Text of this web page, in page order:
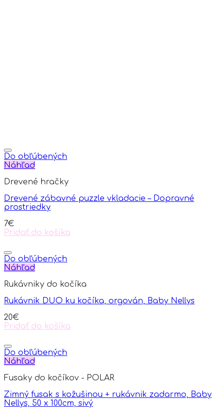
Do obľúbených
Náhľad
Drevené hračky
Drevené zábavné puzzle vkladacie – Dopravné
prostriedky
7€
Pridať do košíka
Do obľúbených
Náhľad
Rukávniky do kočíka
Rukávnik DUO ku kočíka, orgován, Baby Nellys
20€
Pridať do košíka
Do obľúbených
Náhľad
Fusaky do kočíkov - POLAR
Zimný fusak s kožušinou + rukávnik zadarmo, Baby
Nellys, 50 x 100cm, sivý